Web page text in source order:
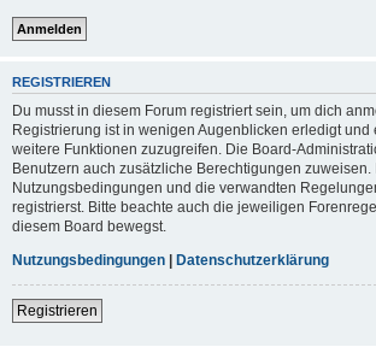
REGISTRIEREN
Du musst in diesem Forum registriert sein, um dich
Registrierung ist in wenigen Augenblicken erledigt und
weitere Funktionen zuzugreifen. Die Board-
Benutzern auch zusätzliche Berechtigungen zuweisen.
Nutzungsbedingungen und die verwandten
registrierst. Bitte beachte auch die jeweiligen
diesem Board bewegst.
Nutzungsbedingungen | Datenschutzerklärung
Registrieren